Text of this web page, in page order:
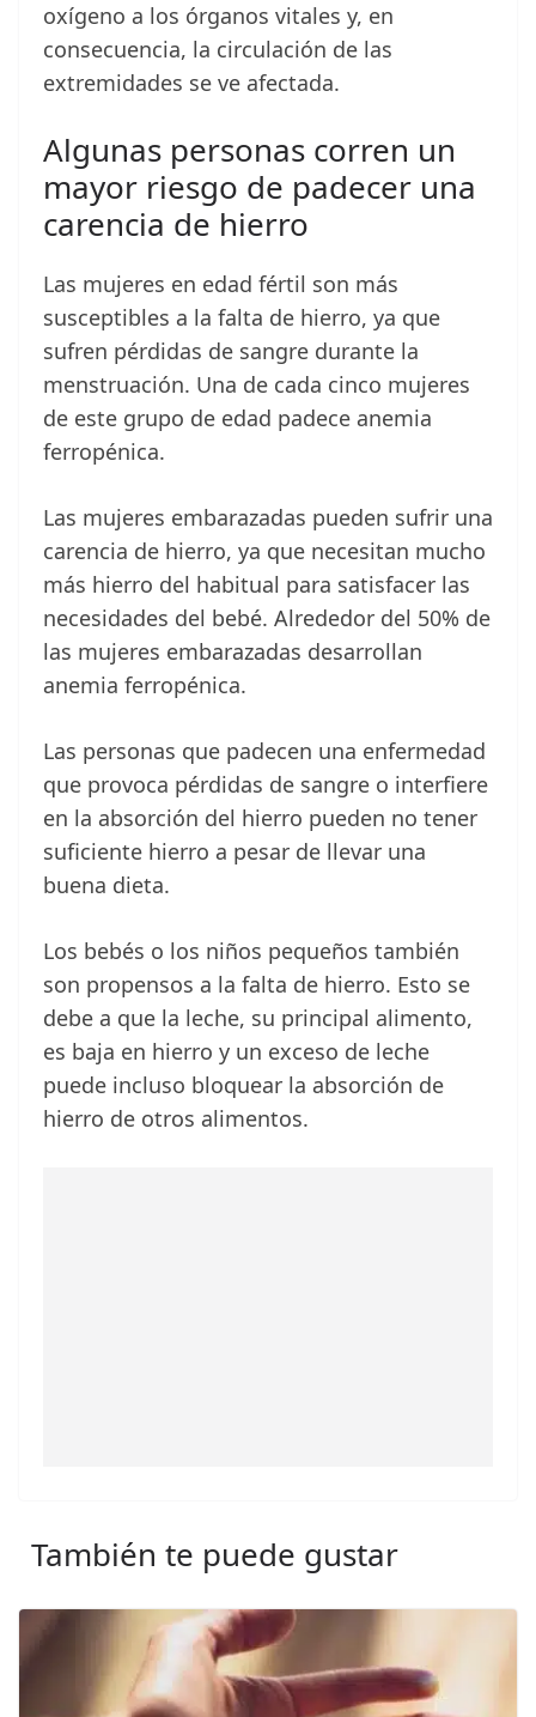
oxígeno a los órganos vitales y, en
consecuencia, la circulación de las
extremidades se ve afectada.
Algunas personas corren un
mayor riesgo de padecer una
carencia de hierro
Las mujeres en edad fértil son más
susceptibles a la falta de hierro, ya que
sufren pérdidas de sangre durante la
menstruación. Una de cada cinco mujeres
de este grupo de edad padece anemia
ferropénica.
Las mujeres embarazadas pueden sufrir una
carencia de hierro, ya que necesitan mucho
más hierro del habitual para satisfacer las
necesidades del bebé. Alrededor del 50% de
las mujeres embarazadas desarrollan
anemia ferropénica.
Las personas que padecen una enfermedad
que provoca pérdidas de sangre o interfiere
en la absorción del hierro pueden no tener
suficiente hierro a pesar de llevar una
buena dieta.
Los bebés o los niños pequeños también
son propensos a la falta de hierro. Esto se
debe a que la leche, su principal alimento,
es baja en hierro y un exceso de leche
puede incluso bloquear la absorción de
hierro de otros alimentos.
También te puede gustar